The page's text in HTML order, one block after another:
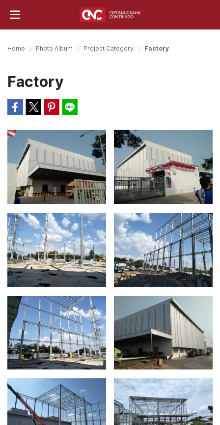
Home Photo Album Project Category Factory
Factory